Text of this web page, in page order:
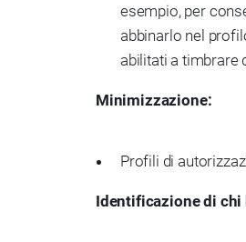
esempio, per
abbinarlo nel
abilitati a timbrare
Minimizzazione:
Profili di
Identificazione di chi